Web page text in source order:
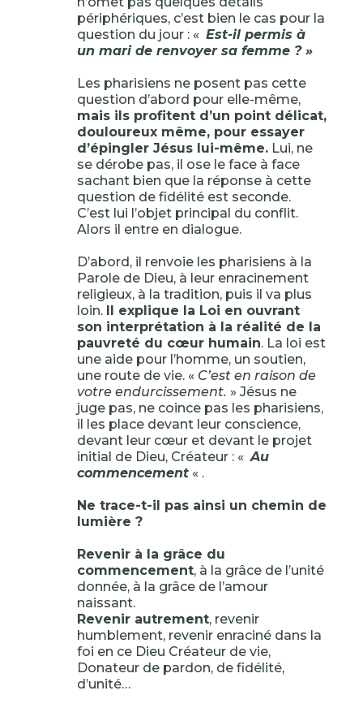
périphériques, c’est bien le cas pour la
question du jour : « Est-il permis à
un mari de renvoyer sa femme ? »
Les pharisiens ne posent pas cette
question d’abord pour elle-même,
mais ils profitent d’un point délicat,
douloureux même, pour essayer
d’épingler Jésus lui-même.Lui, ne
se dérobe pas, il ose le face à face
sachant bien que la réponse à cette
question de fidélité est seconde.
C’est lui l’objet principal du conflit.
Alors il entre en dialogue.
D’abord, il renvoie les pharisiens à la
Parole de Dieu, à leur enracinement
religieux, à la tradition, puis il va plus
loin. Il explique la Loi en ouvrant
son interprétation à la réalité de la
pauvreté du cœur humain. La loi est
une aide pour l’homme, un soutien,
une route de vie. « C’est en raison de
votre endurcissement. » Jésus ne
juge pas, ne coince pas les pharisiens,
il les place devant leur conscience,
devant leur cœur et devant le projet
initial de Dieu, Créateur : « Au
commencement « .
Ne trace-t-il pas ainsi un chemin de
lumière ?
Revenir à la grâce du
commencement, à la grâce de l’unité
donnée, à la grâce de l’amour
naissant.
Revenir autrement, revenir
humblement, revenir enraciné dans la
foi en ce Dieu Créateur de vie,
Donateur de pardon, de fidélité,
d’unité…